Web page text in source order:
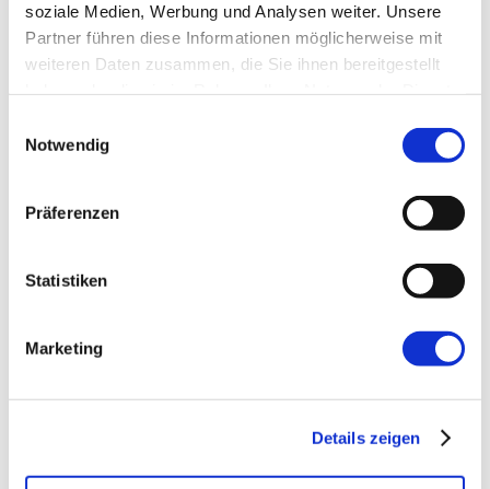
soziale Medien, Werbung und Analysen weiter. Unsere
Partner führen diese Informationen möglicherweise mit
weiteren Daten zusammen, die Sie ihnen bereitgestellt
Notwendig
Präferenzen
Statistiken
Marketing
Details zeigen
E-Mail-Adresse*